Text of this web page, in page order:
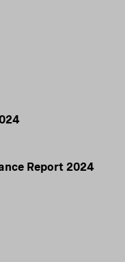
Report 2024